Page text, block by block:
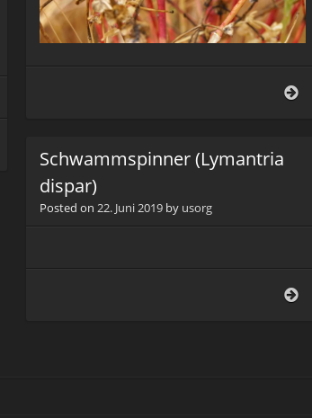
(BroussonetiaSchwammspinner (Lymantria
dispar)
Posted on 22. Juni 2019by usorg